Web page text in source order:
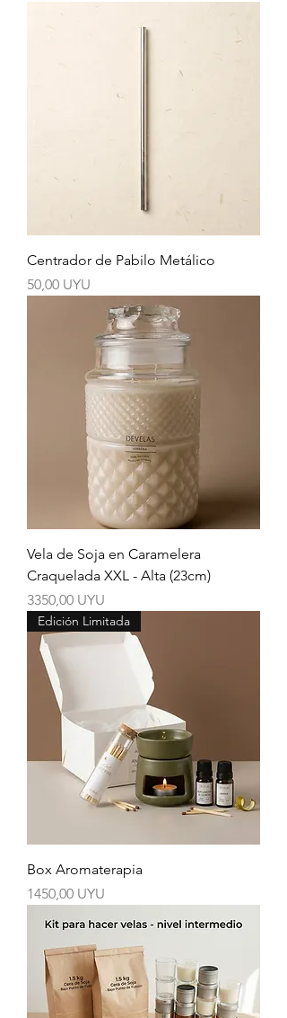
Centrador de Pabilo Metálico
Precio
50,00 UYU
Vela de Soja en Caramelera
Craquelada XXL - Alta (23cm)
Precio
3350,00 UYU
Edición Limitada
Box Aromaterapia
Precio
1450,00 UYU